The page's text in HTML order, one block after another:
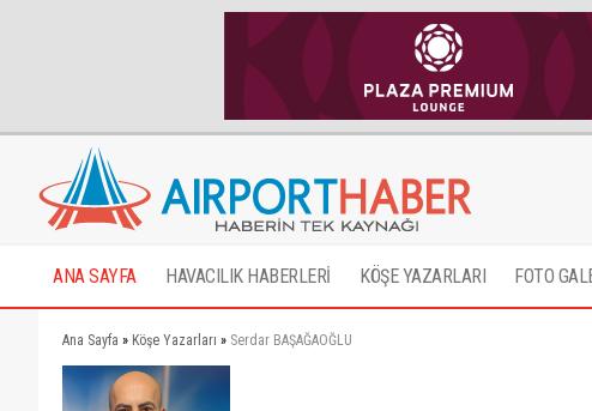
ANA SAYFA HAVACILIK HABERLERİ KÖŞE YAZARLARI FOTO
Ana Sayfa » Köşe Yazarları » Serdar BAŞAĞAOĞLU